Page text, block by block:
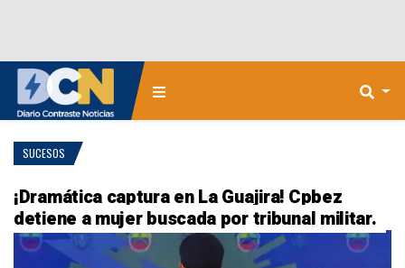
SUCESOS
¡Dramática captura en La Guajira! Cpbez
detiene a mujer buscada por tribunal militar.